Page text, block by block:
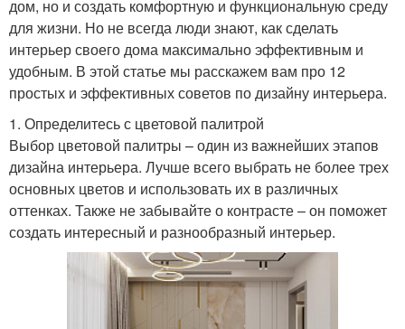
дом, но и создать комфортную и функциональную среду
для жизни. Но не всегда люди знают, как сделать
интерьер своего дома максимально эффективным и
удобным. В этой статье мы расскажем вам про 12
простых и эффективных советов по дизайну интерьера.
1. Определитесь с цветовой палитрой
Выбор цветовой палитры – один из важнейших этапов
дизайна интерьера. Лучше всего выбрать не более трех
основных цветов и использовать их в различных
оттенках. Также не забывайте о контрасте – он поможет
создать интересный и разнообразный интерьер.